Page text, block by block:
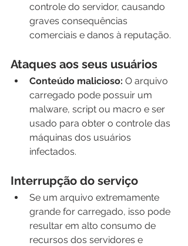
controle do servidor, causando
graves consequências
comerciais e danos à reputação.
Ataques aos seus usuários
Conteúdo malicioso: O arquivo
carregado pode possuir um
malware, script ou macro e ser
usado para obter o controle das
máquinas dos usuários
infectados.
Interrupção do serviço
Se um arquivo extremamente
grande for carregado, isso pode
resultar em alto consumo de
recursos dos servidores e